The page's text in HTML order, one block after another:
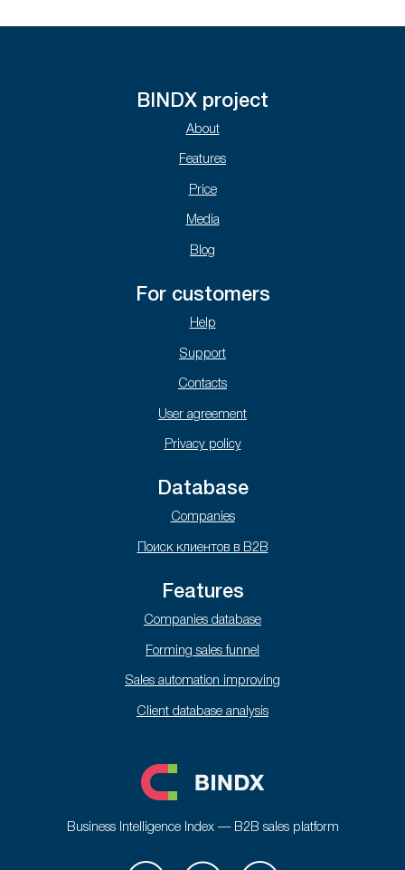
BINDX project
About
Features
Price
Media
Blog
For customers
Help
Support
Contacts
User agreement
Privacy policy
Database
Companies
Поиск клиентов в B2B
Features
Companies database
Forming sales funnel
Sales automation improving
Client database analysis
Business Intelligence Index — B2B sales platform